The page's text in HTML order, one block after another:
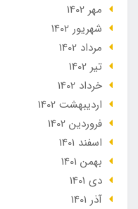
مهر 1402
شهریور 1402
مرداد 1402
تير 1402
خرداد 1402
ارديبهشت 1402
فروردین 1402
اسفند 1401
بهمن 1401
دی 1401
آذر 1401